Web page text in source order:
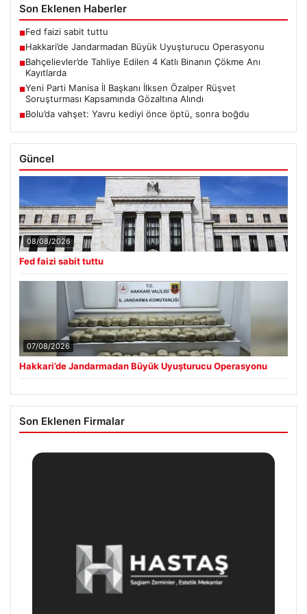
Son Eklenen Haberler
■Fed faizi sabit tuttu
■Hakkari’de Jandarmadan Büyük Uyuşturucu Operasyonu
■Bahçelievler’de Tahliye Edilen 4 Katlı Binanın Çökme Anı
Kayıtlarda
■Yeni Parti Manisa İl Başkanı İlksen Özalper Rüşvet
Soruşturması Kapsamında Gözaltına Alındı
■Bolu’da vahşet: Yavru kediyi önce öptü, sonra boğdu
Güncel
08/08/2026
Fed faizi sabit tuttu
07/08/2026
Hakkari’de Jandarmadan Büyük Uyuşturucu Operasyonu
Son Eklenen Firmalar